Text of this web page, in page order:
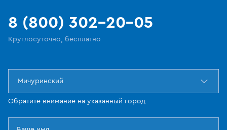
8 (800) 302-20-05
Круглосуточно, бесплатно
Мичуринский
Обратите внимание на указанный город